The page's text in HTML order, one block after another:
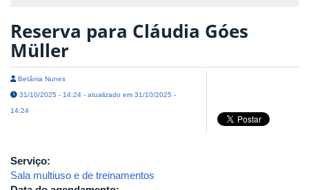
Reserva para Cláudia Góes
Müller
Betânia Nunes
31/10/2025 - 14:24 - atualizado em 31/10/2025 -
14:24
Serviço:
Sala multiuso e de treinamentos